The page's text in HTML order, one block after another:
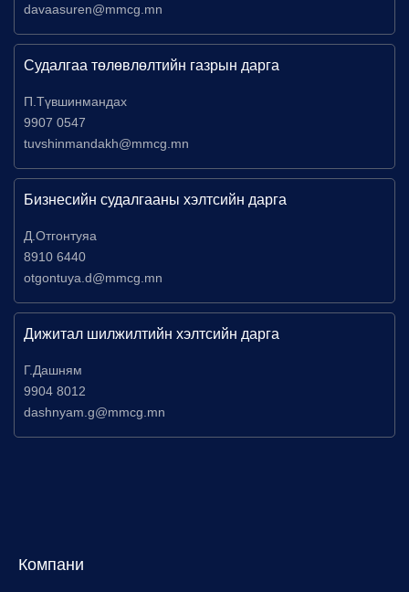
davaasuren@mmcg.mn
Судалгаа төлөвлөлтийн газрын дарга
П.Түвшинмандах
9907 0547
tuvshinmandakh@mmcg.mn
Бизнесийн судалгааны хэлтсийн дарга
Д.Отгонтуяа
8910 6440
otgontuya.d@mmcg.mn
Дижитал шилжилтийн хэлтсийн дарга
Г.Дашням
9904 8012
dashnyam.g@mmcg.mn
Компани